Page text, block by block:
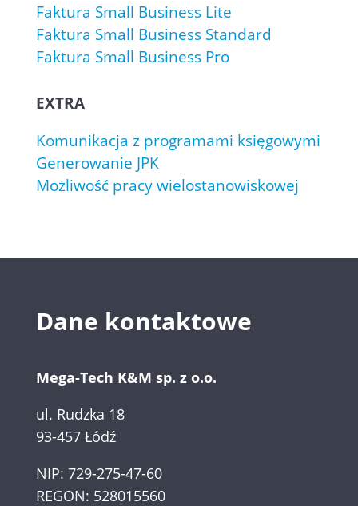
Faktura Small Business Lite
Faktura Small Business Standard
Faktura Small Business Pro
EXTRA
Komunikacja z programami księgowymi
Generowanie JPK
Możliwość pracy wielostanowiskowej
Dane kontaktowe
Mega-Tech K&M sp. z o.o.
ul. Rudzka 18
93-457 Łódź
NIP: 729-275-47-60
REGON: 528015560